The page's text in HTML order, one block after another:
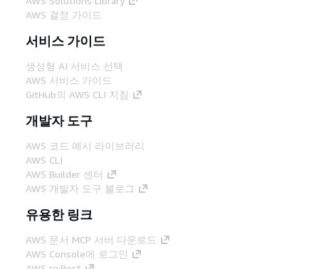
AWS 결정 가이드
서비스 가이드
생성형 AI 서비스 선택
AWS 서비스 가이드
GitHub의 AWS CLI 지침
개발자 도구
AWS 코드 예시 라이브러리
AWS CLI
AWS Builder 센터
AWS 개발자 도구 블로그
유용한 링크
AWS 문서 MCP 서버 다운로드
AWS Console에 로그인